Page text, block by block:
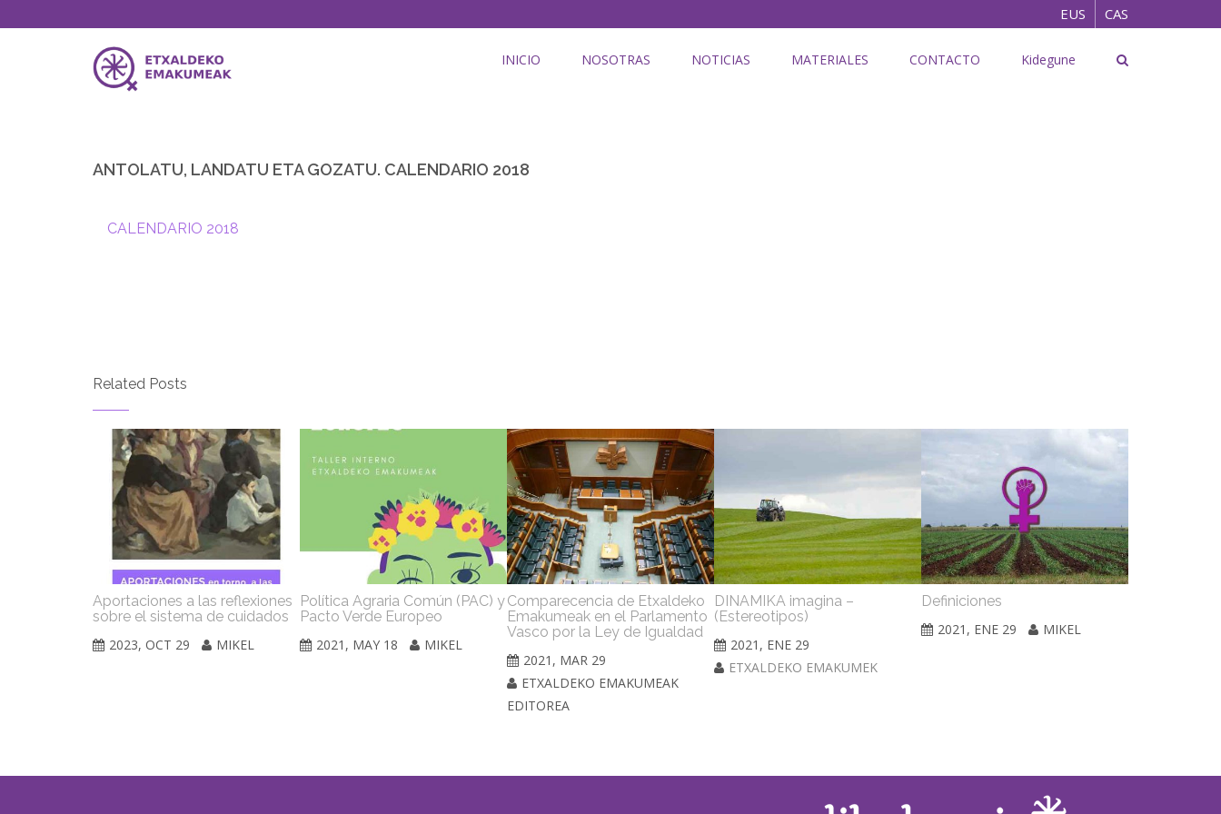
EUS CAS
INICIO NOSOTRAS NOTICIAS MATERIALES CONTACTO Kidegune
ANTOLATU, LANDATU ETA GOZATU. CALENDARIO 2018
CALENDARIO 2018
Related Posts
Aportaciones a las reflexiones
sobre el sistema de cuidados
2023, OCT 29
MIKEL
Política Agraria Común (PAC) y
Pacto Verde Europeo
2021, MAY 18
MIKEL
Comparecencia de Etxaldeko
Emakumeak en el Parlamento
Vasco por la Ley de Igualdad
2021, MAR 29
ETXALDEKO EMAKUMEAK
EDITOREA
DINAMIKA imagina –
(Estereotipos)
2021, ENE 29
ETXALDEKO EMAKUMEK
Definiciones
2021, ENE 29
MIKEL